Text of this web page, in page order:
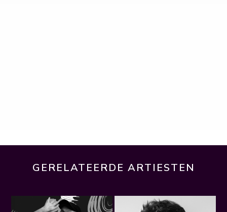
GERELATEERDE ARTIESTEN